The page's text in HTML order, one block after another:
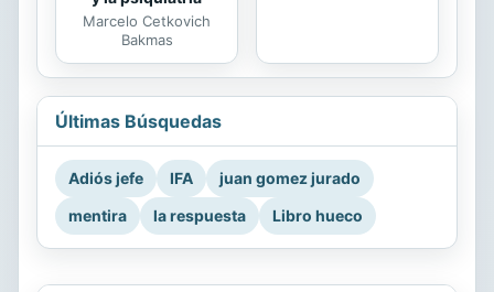
Marcelo Cetkovich
Bakmas
Últimas Búsquedas
Adiós jefe IFA
juan gomez jurado
mentira
la respuesta Libro hueco